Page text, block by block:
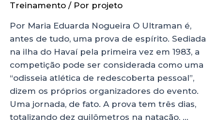
Treinamento / Por projeto
Por Maria Eduarda Nogueira O Ultraman é,
antes de tudo, uma prova de espírito. Sediada
na ilha do Havaí pela primeira vez em 1983, a
competição pode ser considerada como uma
“odisseia atlética de redescoberta pessoal”,
dizem os próprios organizadores do evento.
Uma jornada, de fato. A prova tem três dias,
totalizando dez quilômetros na natação, …